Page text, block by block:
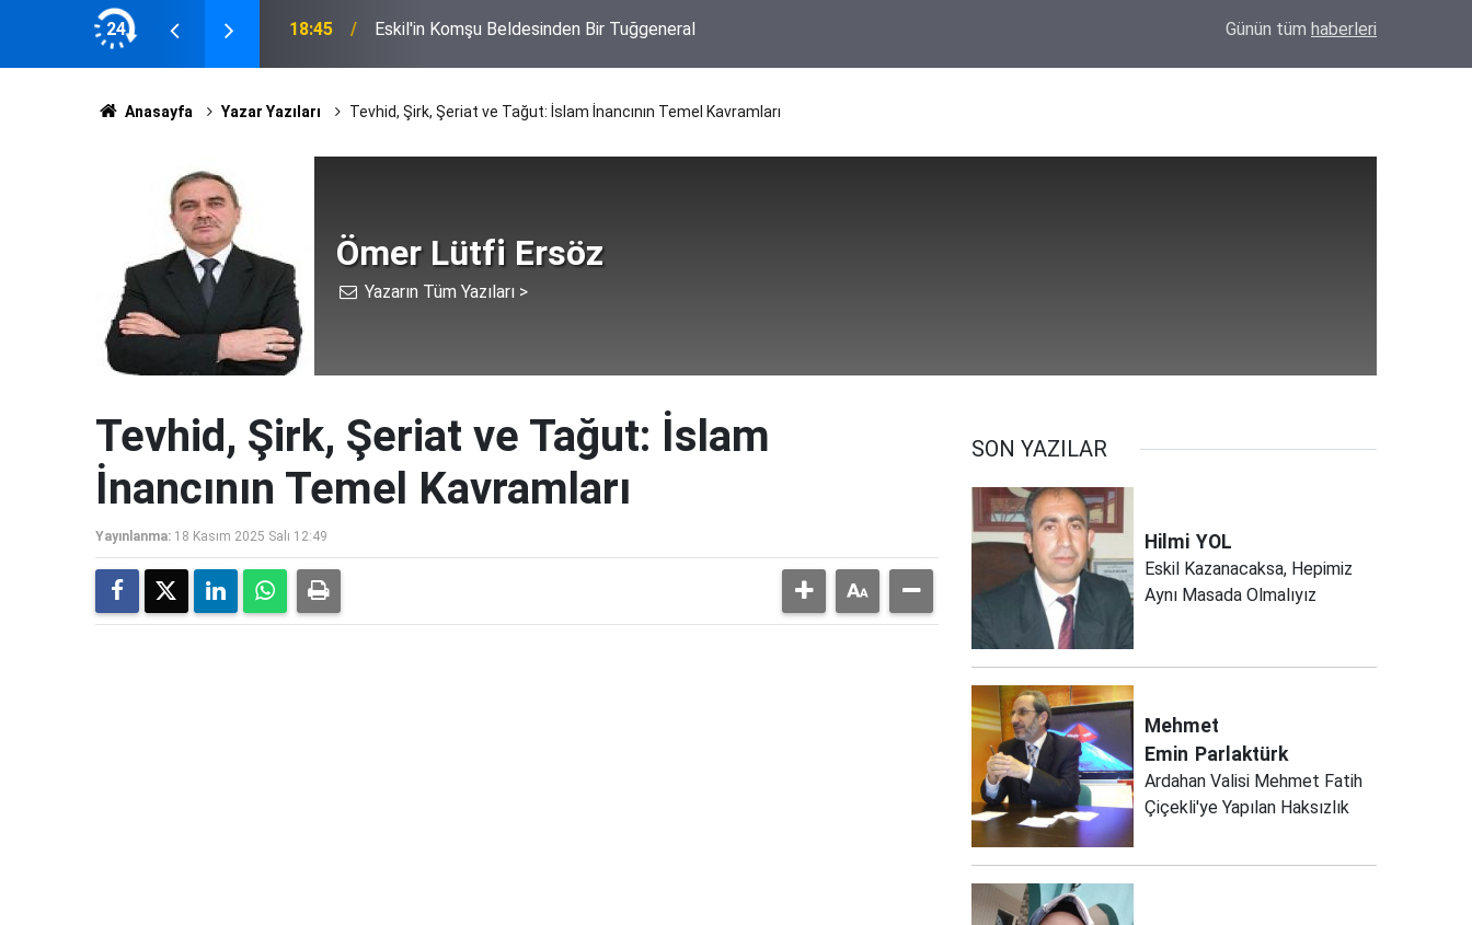
24
il başkanı oldu 18:45 Eskil'in Komşu Beldesinden Bir Tuğgeneral Eskil'de kesime götürülecek tosun sahibini
Günün tüm haberleri
Anasayfa Yazar Yazıları Tevhid, Şirk, Şeriat ve Tağut: İslam İnancının Temel Kavramları
Ömer Lütfi Ersöz
Yazarın Tüm Yazıları >
Tevhid, Şirk, Şeriat ve Tağut: İslam
İnancının Temel Kavramları
Yayınlanma: 18 Kasım 2025 Salı 12:49
SON YAZILAR
Hilmi YOL
Eskil Kazanacaksa, Hepimiz
Aynı Masada Olmalıyız
Mehmet
Emin Parlaktürk
Ardahan Valisi Mehmet Fatih
Çiçekli'ye Yapılan Haksızlık